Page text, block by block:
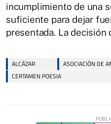
incumplimiento de una
suficiente para dejar
presentada. La
ALCÁZAR ASOCIACIÓN DE
CERTAMEN POESIA